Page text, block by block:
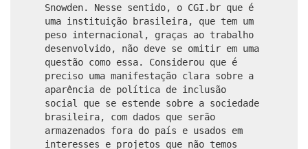
Snowden. Nesse sentido, o CGI.br que é
uma instituição brasileira, que tem um
peso internacional, graças ao trabalho
desenvolvido, não deve se omitir em uma
questão como essa. Considerou que é
preciso uma manifestação clara sobre a
aparência de política de inclusão
social que se estende sobre a sociedade
brasileira, com dados que serão
armazenados fora do país e usados em
interesses e projetos que não temos